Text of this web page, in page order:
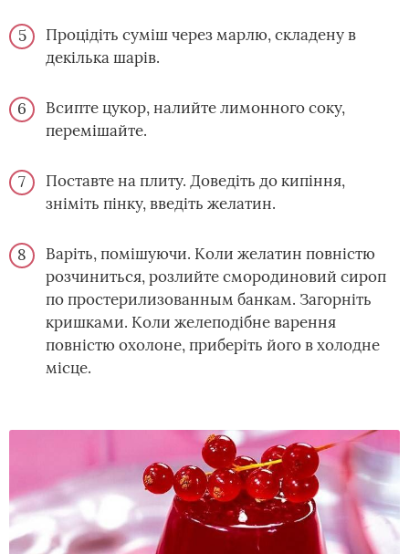
Процідіть суміш через марлю, складену в
декілька шарів.
Всипте цукор, налийте лимонного соку,
перемішайте.
Поставте на плиту. Доведіть до кипіння,
зніміть пінку, введіть желатин.
Варіть, помішуючи. Коли желатин повністю
розчиниться, розлийте смородиновий сироп
по простерилизованным банкам. Загорніть
кришками. Коли желеподібне варення
повністю охолоне, приберіть його в холодне
місце.